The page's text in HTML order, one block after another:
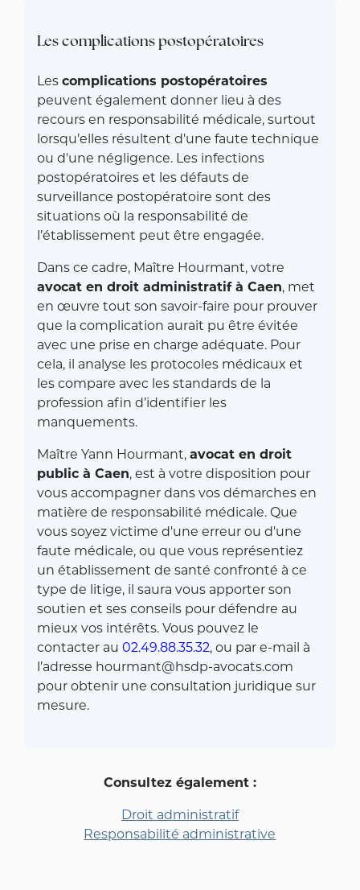
Les complications postopératoires
Les complications postopératoires
peuvent également donner lieu à des
recours en responsabilité médicale, surtout
lorsqu’elles résultent d'une faute technique
ou d'une négligence. Les infections
postopératoires et les défauts de
surveillance postopératoire sont des
situations où la responsabilité de
l’établissement peut être engagée.
Dans ce cadre, Maître Hourmant, votre
avocat en droit administratif à Caen, met
en œuvre tout son savoir-faire pour prouver
que la complication aurait pu être évitée
avec une prise en charge adéquate. Pour
cela, il analyse les protocoles médicaux et
les compare avec les standards de la
profession afin d’identifier les
manquements.
Maître Yann Hourmant, avocat en droit
public à Caen, est à votre disposition pour
vous accompagner dans vos démarches en
matière de responsabilité médicale. Que
vous soyez victime d'une erreur ou d'une
faute médicale, ou que vous représentiez
un établissement de santé confronté à ce
type de litige, il saura vous apporter son
soutien et ses conseils pour défendre au
mieux vos intérêts. Vous pouvez le
contacter au 02.49.88.35.32, ou par e-mail à
l’adresse hourmant@hsdp-avocats.com
pour obtenir une consultation juridique sur
mesure.
Consultez également :
Droit administratif
Responsabilité administrative